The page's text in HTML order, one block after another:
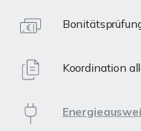
Koordination